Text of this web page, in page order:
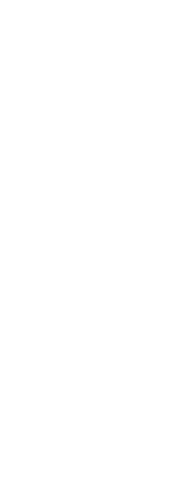
výtah, směnárna,
vlasů), TV/sat.,
jinak, mají pokoje
poplatek.
možnostmi